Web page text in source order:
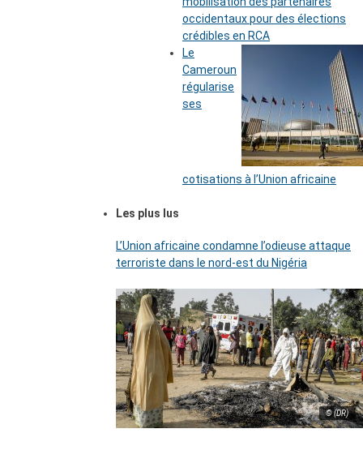
occidentaux pour des élections
crédibles en RCA
Le
Cameroun
régularise
ses
cotisations à l’Union africaine
Les plus lus
L’Union africaine condamne l’odieuse attaque
terroriste dans le nord-est du Nigéria
© (DR)